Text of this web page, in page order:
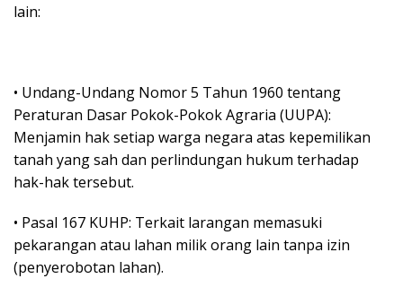
lain:
• Undang-Undang Nomor 5 Tahun 1960 tentang
Peraturan Dasar Pokok-Pokok Agraria (UUPA):
Menjamin hak setiap warga negara atas kepemilikan
tanah yang sah dan perlindungan hukum terhadap
hak-hak tersebut.
• Pasal 167 KUHP: Terkait larangan memasuki
pekarangan atau lahan milik orang lain tanpa izin
(penyerobotan lahan).